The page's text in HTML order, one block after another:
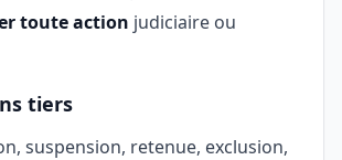
toute action judiciaire ou
tiers
suspension, retenue, exclusion,